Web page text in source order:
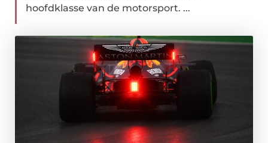
hoofdklasse van de motorsport. ...